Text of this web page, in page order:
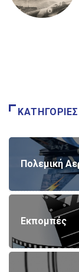
ΚΑΤΗΓΟΡΊΕΣ
Πολεμική
Εκπομπές